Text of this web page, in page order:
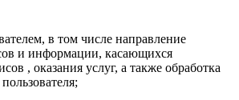
в том числе направление
и информации, касающихся
, оказания услуг, а также обработка